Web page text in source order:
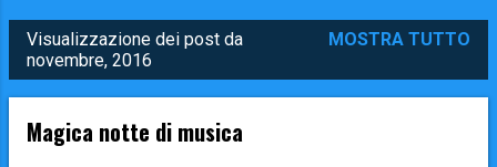
o
Visualizzazione dei post da
novembre, 2016
MOSTRA TUTTO
Magica notte di musica